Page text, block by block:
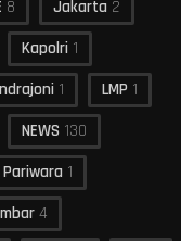
8 Jakarta 2
Kapolri 1
1 LMP 1
NEWS 130
Pariwara 1
4